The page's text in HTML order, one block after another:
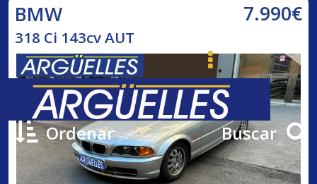
Ordenar Buscar
BMW 7.990€
318 Ci 143cv AUT